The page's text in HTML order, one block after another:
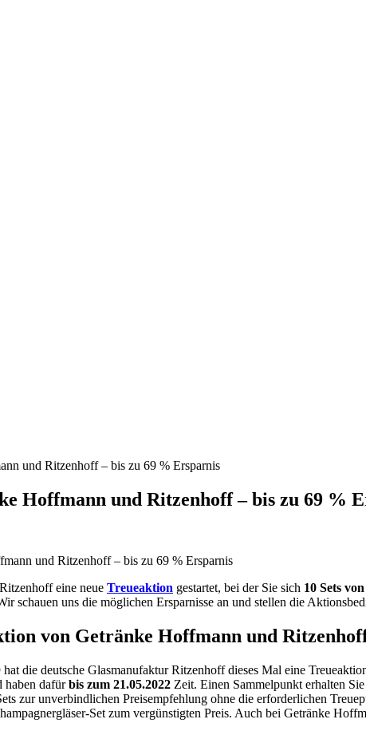
und Ritzenhoff – bis zu 69 % Ersparnis
Hoffmann und Ritzenhoff – bis zu 69 %
eine neue Treueaktion gestartet, bei der Sie sich 10 Sets
schauen uns die möglichen Ersparnisse an und stellen die
von Getränke Hoffmann und
hat die deutsche Glasmanufaktur Ritzenhoff dieses Mal eine
haben dafürbis zum 21.05.2022 Zeit. Einen Sammelpunkt erhalten
zur unverbindlichen Preisempfehlung ohne die erforderlichen
Set zum vergünstigten Preis. Auch bei Getränke